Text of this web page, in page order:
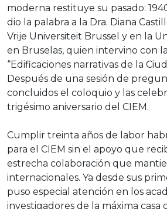
moderna restituye su pasado:
dio la palabra a la Dra. Diana
Vrije Universiteit Brussel y en la
en Bruselas, quien intervino con
“Edificaciones narrativas de la
Después de una sesión de
concluidos el coloquio y las
trigésimo aniversario del CIEM.
Cumplir treinta años de labor
para el CIEM sin el apoyo que
estrecha colaboración que
internacionales. Ya desde sus
puso especial atención en los
investigadores de la máxima casa